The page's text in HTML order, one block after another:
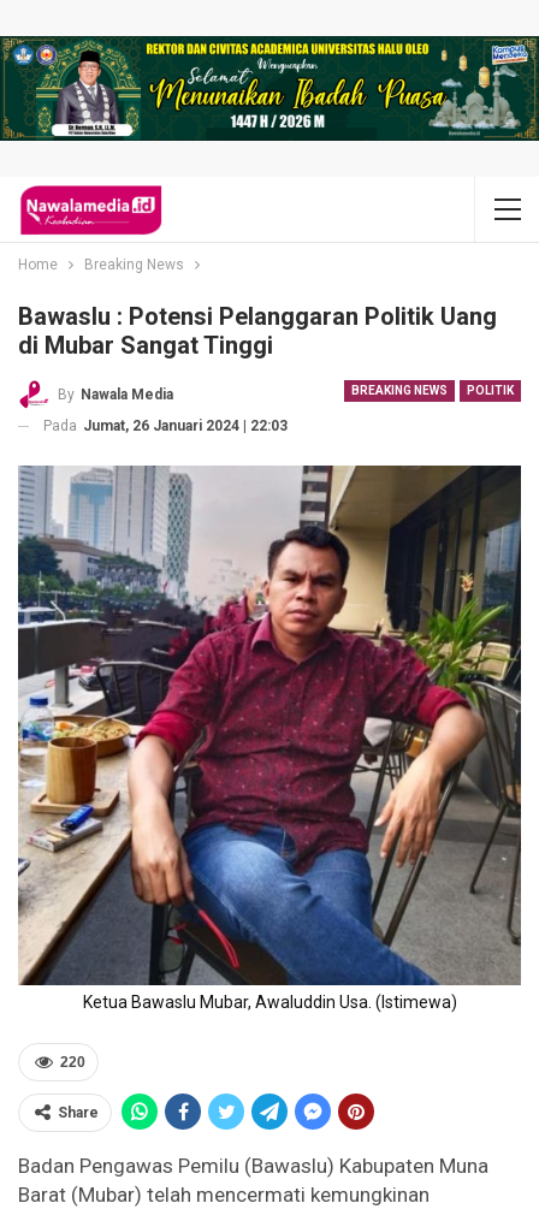
Home Breaking News
Bawaslu : Potensi Pelanggaran Politik Uang
di Mubar Sangat Tinggi
BREAKING NEWS POLITIK
By Nawala Media
Pada Jumat, 26 Januari 2024 | 22:03
Ketua Bawaslu Mubar, Awaluddin Usa. (Istimewa)
220
Share
Badan Pengawas Pemilu (Bawaslu) Kabupaten Muna
Barat (Mubar) telah mencermati kemungkinan